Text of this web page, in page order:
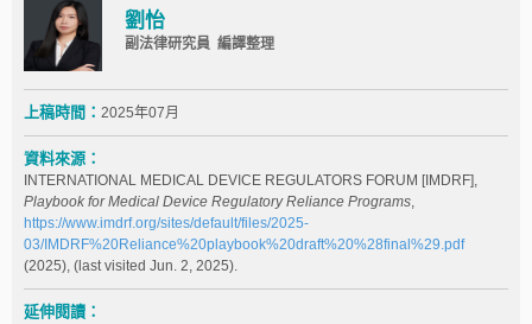
劉怡
副法律研究員 編譯整理
上稿時間： 2025年07月
資料來源：
INTERNATIONAL MEDICAL DEVICE REGULATORS FORUM [IMDRF],
Playbook for Medical Device Regulatory Reliance Programs,
https://www.imdrf.org/sites/default/files/2025-
03/IMDRF%20Reliance%20playbook%20draft%20%28final%29.pdf
(2025), (last visited Jun. 2, 2025).
延伸閱讀：